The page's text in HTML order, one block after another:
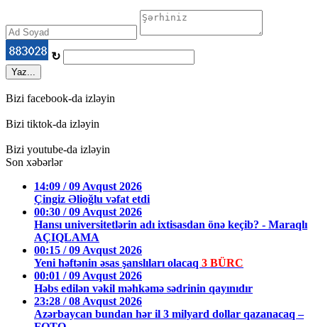
↻
Yaz...
Bizi facebook-da izləyin
Bizi tiktok-da izləyin
Bizi youtube-da izləyin
Son xəbərlər
14:09 / 09 Avqust 2026
Çingiz Əlioğlu vəfat etdi
00:30 / 09 Avqust 2026
Hansı universitetlərin adı ixtisasdan önə keçib? - Maraqlı
AÇIQLAMA
00:15 / 09 Avqust 2026
Yeni həftənin əsas şanslıları olacaq 3 BÜRC
00:01 / 09 Avqust 2026
Həbs edilən vəkil məhkəmə sədrinin qayınıdır
23:28 / 08 Avqust 2026
Azərbaycan bundan hər il 3 milyard dollar qazanacaq –